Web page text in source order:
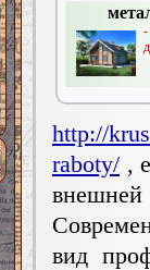
http://
raboty/ ,
вид